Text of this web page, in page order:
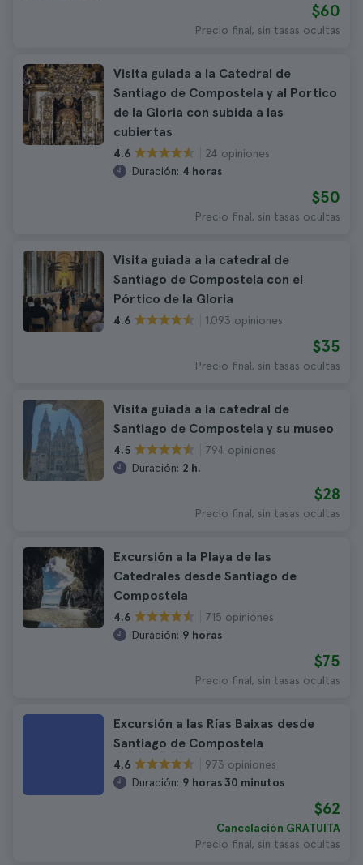
$60
Precio final, sin tasas ocultas
Visita guiada a la Catedral de
Santiago de Compostela y al Portico
de la Gloria con subida a las
cubiertas
4.6
24 opiniones
Duración: 4 horas
$50
Precio final, sin tasas ocultas
Visita guiada a la catedral de
Santiago de Compostela con el
Pórtico de la Gloria
4.6 1.093 opiniones
$35
Precio final, sin tasas ocultas
Visita guiada a la catedral de
Santiago de Compostela y su museo
4.5
794 opiniones
Duración: 2 h.
$28
Precio final, sin tasas ocultas
Excursión a la Playa de las
Catedrales desde Santiago de
Compostela
4.6
715 opiniones
Duración: 9 horas
$75
Precio final, sin tasas ocultas
Excursión a las Rías Baixas desde
Santiago de Compostela
4.6
973 opiniones
Duración: 9 horas 30 minutos
$62
Cancelación GRATUITA
Precio final, sin tasas ocultas